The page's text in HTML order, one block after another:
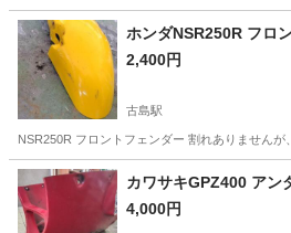
沖縄 豊見城市 奥武山公園駅
ホンダ
2,400円
古島駅
NSR250R フロントフェンダー 割れありません
沖縄 浦添市 古島駅
カワサ
4,000円